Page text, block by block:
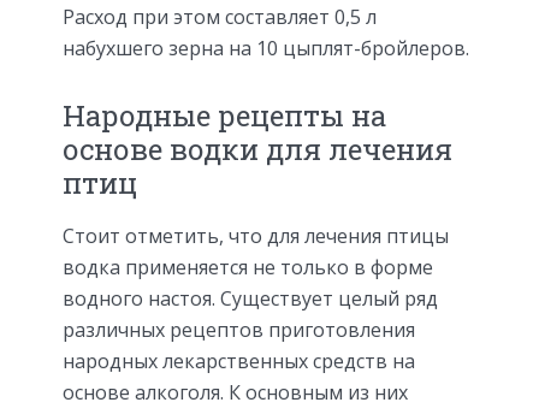
Расход при этом составляет 0,5 л
набухшего зерна на 10 цыплят-бройлеров.
Народные рецепты на
основе водки для лечения
птиц
Стоит отметить, что для лечения птицы
водка применяется не только в форме
водного настоя. Существует целый ряд
различных рецептов приготовления
народных лекарственных средств на
основе алкоголя. К основным из них